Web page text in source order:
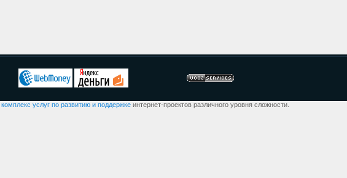
комплекс услуг по развитию и поддержке интернет-проектов различного уровня сложности.